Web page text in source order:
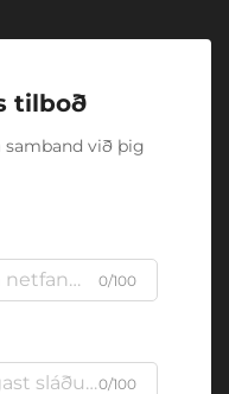
tilboð
við þig
0/100
0/100